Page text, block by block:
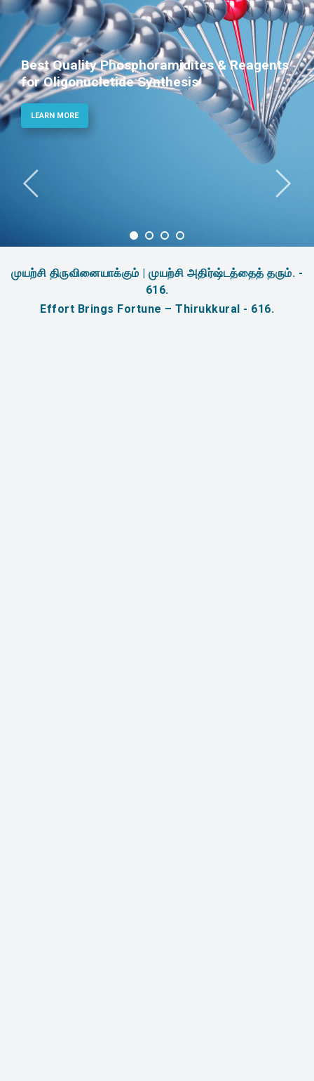
Best Quality Phosphoramidites & Reagents
for Oligonucletide Synthesis
LEARN MORE
முயற்சி திருவினையாக்கும் | முயற்சி அதிர்ஷ்டத்தைத் தரும். -
616.
Effort Brings Fortune – Thirukkural - 616.